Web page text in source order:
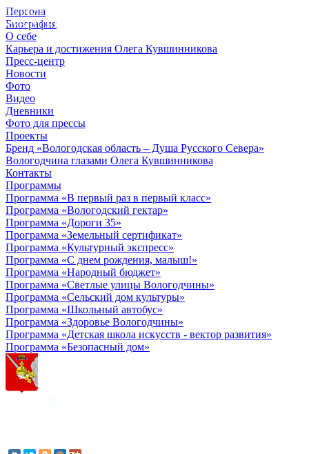
Персона
Биография
О себе
Карьера и достижения Олега Кувшинникова
Пресс-центр
Новости
Фото
Видео
Дневники
Фото для прессы
Проекты
Бренд «Вологодская область – Душа Русского Севера»
Вологодчина глазами Олега Кувшинникова
Контакты
Программы
Программа «В первый раз в первый класс»
Программа «Вологодский гектар»
Программа «Дороги 35»
Программа «Земельный сертификат»
Программа «Культурный экспресс»
Программа «С днем рождения, малыш!»
Программа «Народный бюджет»
Программа «Светлые улицы Вологодчины»
Программа «Сельский дом культуры»
Программа «Школьный автобус»
Программа «Здоровье Вологодчины»
Программа «Детская школа искусств - вектор развития»
Программа «Безопасный дом»
© 2012 - 2023,
КУВШИННИКОВ О.А.